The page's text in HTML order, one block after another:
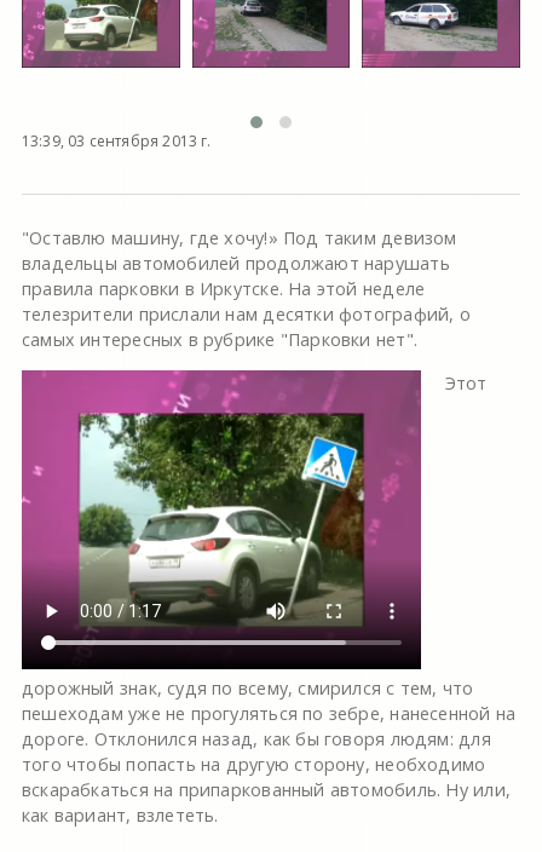
13:39, 03 сентября 2013 г.
"Оставлю машину, где хочу!» Под таким девизом
владельцы автомобилей продолжают нарушать
правила парковки в Иркутске. На этой неделе
телезрители прислали нам десятки фотографий, о
самых интересных в рубрике "Парковки нет".
Этот
дорожный знак, судя по всему, смирился с тем, что
пешеходам уже не прогуляться по зебре, нанесенной на
дороге. Отклонился назад, как бы говоря людям: для
того чтобы попасть на другую сторону, необходимо
вскарабкаться на припаркованный автомобиль. Ну или,
как вариант, взлететь.